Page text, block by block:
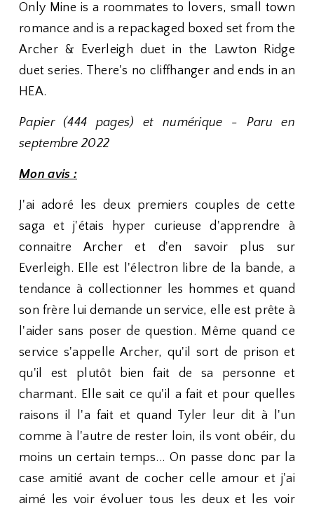
Only Mine is a roommates to lovers, small town
romance and is a repackaged boxed set from the
Archer & Everleigh duet in the Lawton Ridge
duet series. There's no cliffhanger and ends in an
HEA.
Papier (444 pages) et numérique - Paru en
septembre 2022
Mon avis :
J'ai adoré les deux premiers couples de cette
saga et j'étais hyper curieuse d'apprendre à
connaitre Archer et d'en savoir plus sur
Everleigh. Elle est l'électron libre de la bande, a
tendance à collectionner les hommes et quand
son frère lui demande un service, elle est prête à
l'aider sans poser de question. Même quand ce
service s'appelle Archer, qu'il sort de prison et
qu'il est plutôt bien fait de sa personne et
charmant. Elle sait ce qu'il a fait et pour quelles
raisons il l'a fait et quand Tyler leur dit à l'un
comme à l'autre de rester loin, ils vont obéir, du
moins un certain temps... On passe donc par la
case amitié avant de cocher celle amour et j'ai
aimé les voir évoluer tous les deux et les voir